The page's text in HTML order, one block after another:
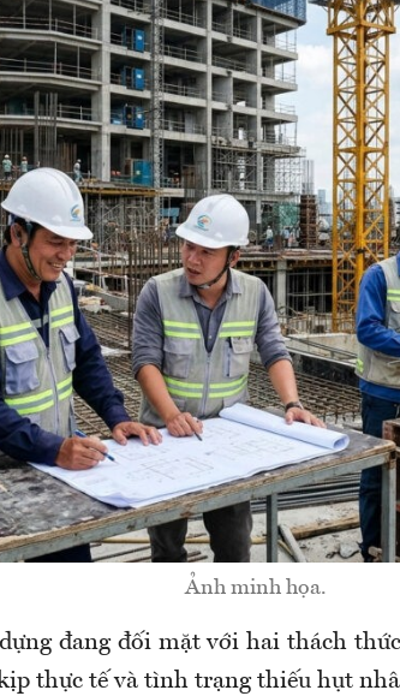
Ảnh minh họa.
đang đối mặt với hai thách
thực tế và tình trạng thiếu hụt